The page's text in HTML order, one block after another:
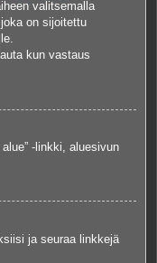
valitsemalla
on sijoitettu
kun vastaus
-linkki, aluesivun
ja seuraa linkkejä